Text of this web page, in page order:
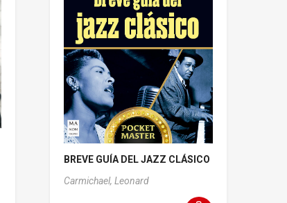
BREVE GUÍA DEL JAZZ CLÁSICO
Carmichael, Leonard